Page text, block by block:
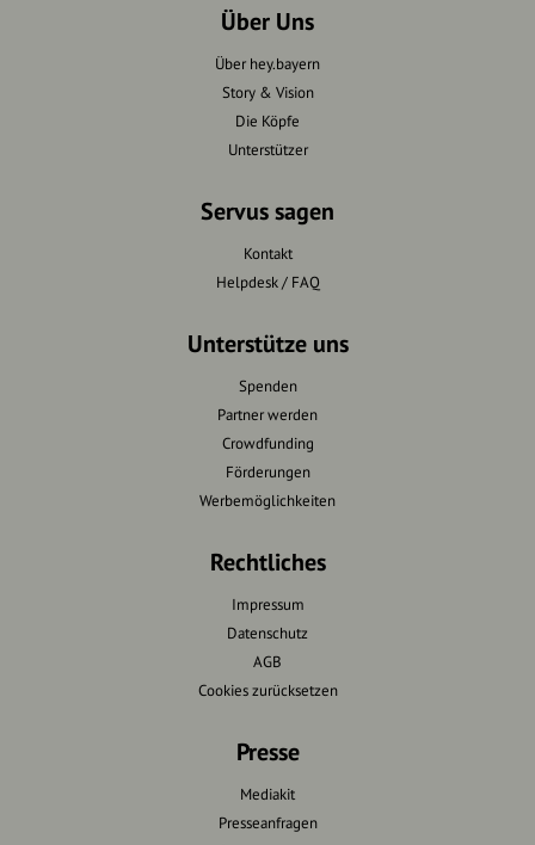
Über Uns
Über hey.bayern
Story & Vision
Die Köpfe
Unterstützer
Servus sagen
Kontakt
Helpdesk / FAQ
Unterstütze uns
Spenden
Partner werden
Crowdfunding
Förderungen
Werbemöglichkeiten
Rechtliches
Impressum
Datenschutz
AGB
Cookies zurücksetzen
Presse
Mediakit
Presseanfragen